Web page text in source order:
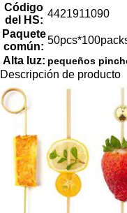
Código
del HS:
4421911090
Paquete
común:
Alta luz: pequeños
Descripción de producto